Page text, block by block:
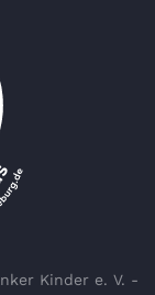
Kinder e. V. -